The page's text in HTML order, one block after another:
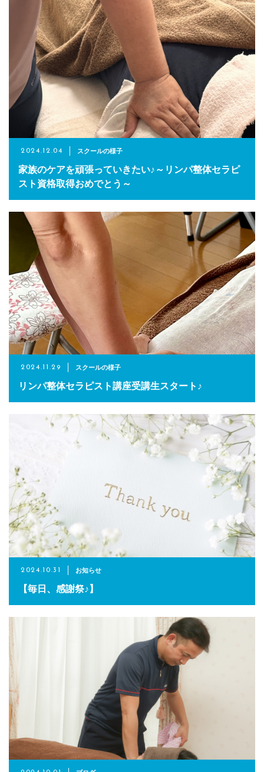
2024.12.04 スクールの様子
家族のケアを頑張っていきたい♪～リンパ整体セラピ
スト資格取得おめでとう～
2024.11.29 スクールの様子
リンパ整体セラピスト講座受講生スタート♪
2024.10.31 お知らせ
【毎日、感謝祭♪】